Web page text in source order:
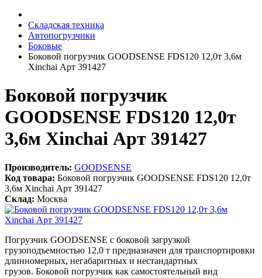
Складская техника
Автопогрузчики
Боковые
Боковой погрузчик GOODSENSE FDS120 12,0т 3,6м
Xinchai Арт 391427
Боковой погрузчик
GOODSENSE FDS120 12,0т
3,6м Xinchai Арт 391427
Производитель: GOODSENSE
Код товара: Боковой погрузчик GOODSENSE FDS120 12,0т
3,6м Xinchai Арт 391427
Склад: Москва
Погрузчик GOODSENSE с боковой загрузкой
грузоподъемностью 12,0 т предназначен для транспортировки
длинномерных, негабаритных и нестандартных
грузов. Боковой погрузчик как самостоятельный вид